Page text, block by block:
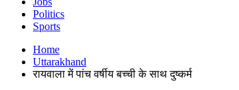
Politics
Sports
Home
Uttarakhand
रायवाला में पांच वर्षीय बच्ची के साथ दुष्कर्म